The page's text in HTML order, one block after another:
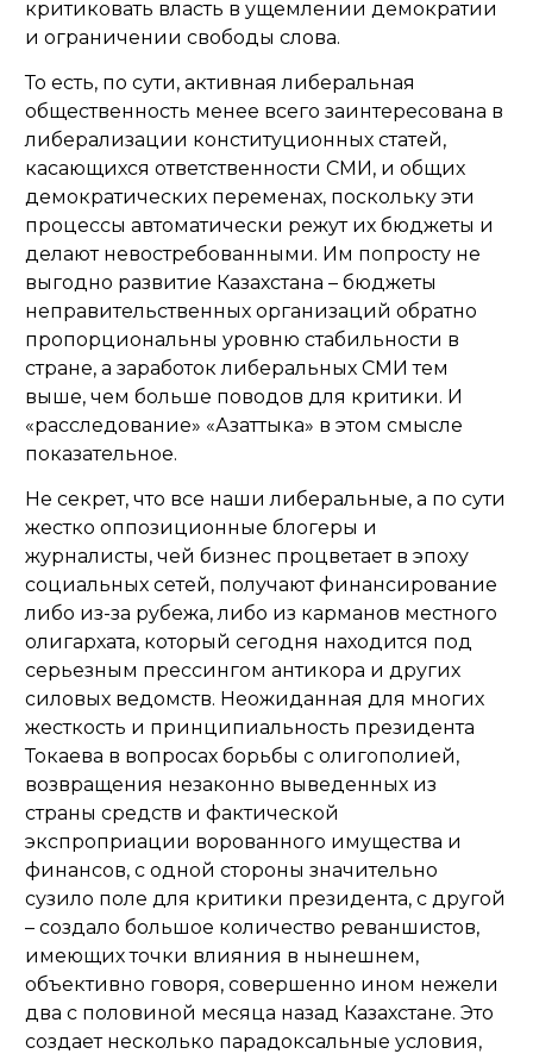
критиковать власть в ущемлении демократии
и ограничении свободы слова.
То есть, по сути, активная либеральная
общественность менее всего заинтересована в
либерализации конституционных статей,
касающихся ответственности СМИ, и общих
демократических переменах, поскольку эти
процессы автоматически режут их бюджеты и
делают невостребованными. Им попросту не
выгодно развитие Казахстана – бюджеты
неправительственных организаций обратно
пропорциональны уровню стабильности в
стране, а заработок либеральных СМИ тем
выше, чем больше поводов для критики. И
«расследование» «Азаттыка» в этом смысле
показательное.
Не секрет, что все наши либеральные, а по сути
жестко оппозиционные блогеры и
журналисты, чей бизнес процветает в эпоху
социальных сетей, получают финансирование
либо из-за рубежа, либо из карманов местного
олигархата, который сегодня находится под
серьезным прессингом антикора и других
силовых ведомств. Неожиданная для многих
жесткость и принципиальность президента
Токаева в вопросах борьбы с олигополией,
возвращения незаконно выведенных из
страны средств и фактической
экспроприации ворованного имущества и
финансов, с одной стороны значительно
сузило поле для критики президента, с другой
– создало большое количество реваншистов,
имеющих точки влияния в нынешнем,
объективно говоря, совершенно ином нежели
два с половиной месяца назад Казахстане. Это
создает несколько парадоксальные условия,